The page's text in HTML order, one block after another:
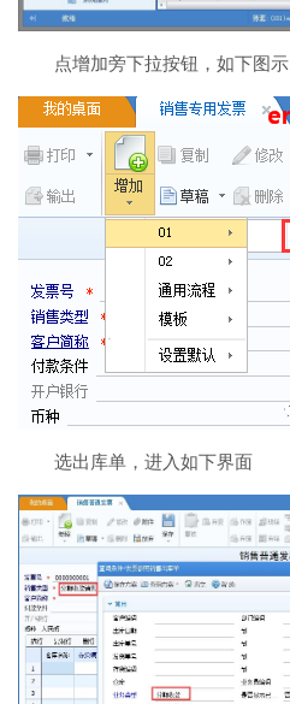
点增加旁下拉按钮，如下图示
选出库单，进入如下界面